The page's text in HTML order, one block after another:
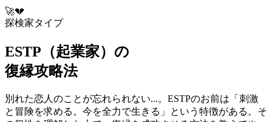
🚀💔
探検家タイプ
ESTP （起業家）の
復縁攻略法
別れた恋人のことが忘れられない...。ESTPのお前は「刺激
と冒険を求める。今を全力で生きる」という特徴がある。そ